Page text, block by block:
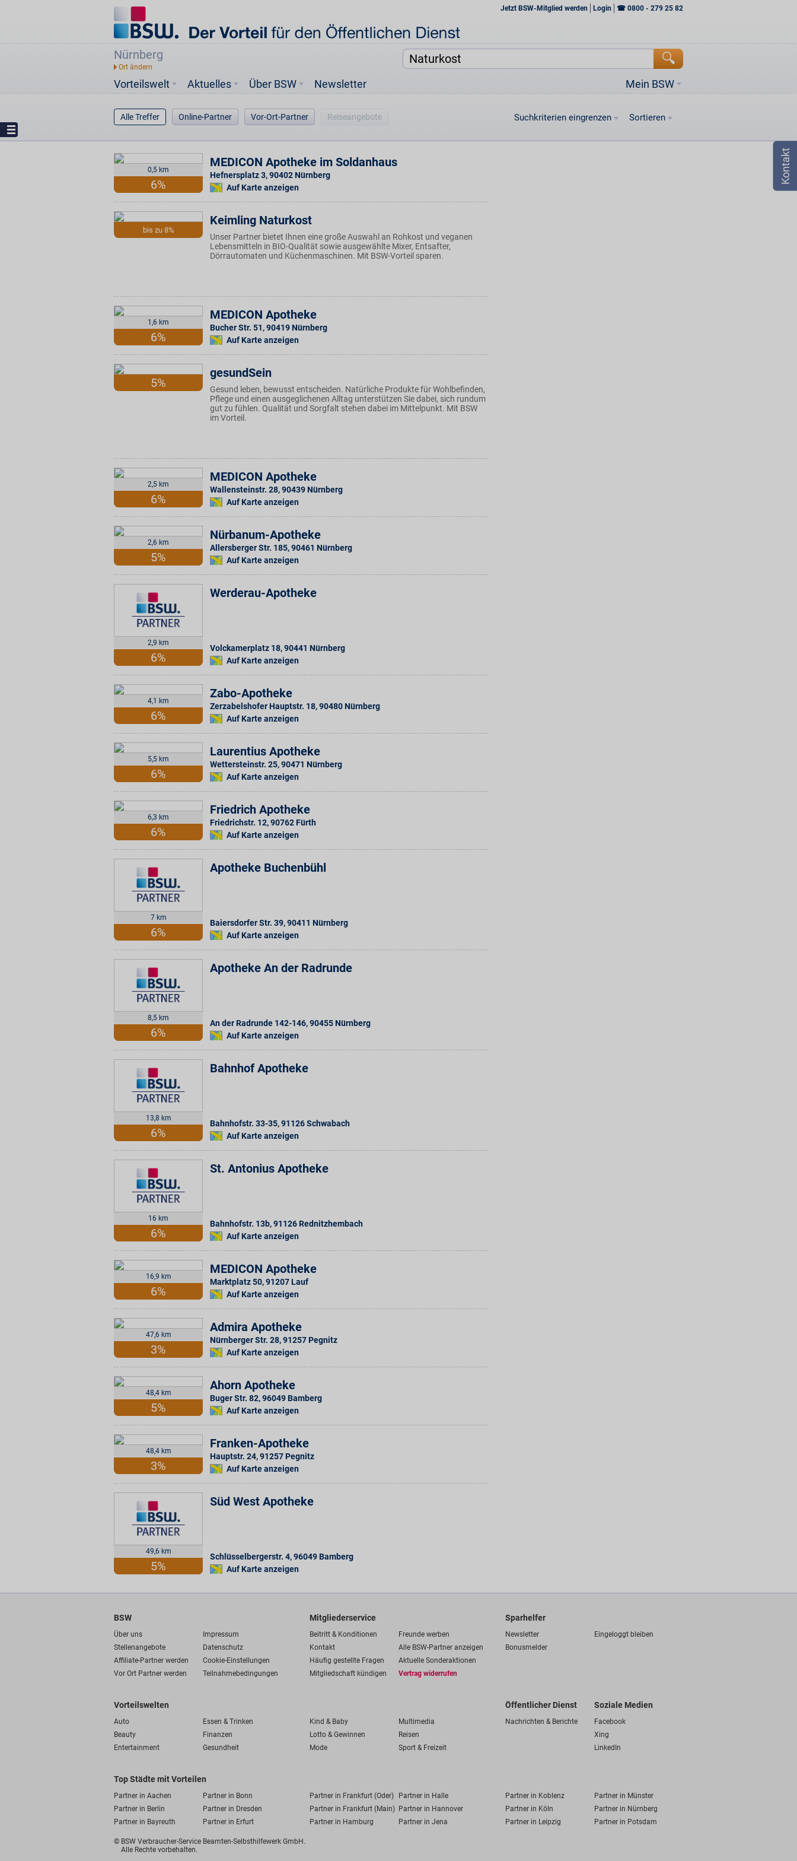
Jetzt BSW-Mitglied werden Login ☎ 0800 - 279 25 82
Nürnberg
Vorteilswelt Mein BSW
Aktuelles Über BSW Newsletter
Alle Treffer Online-Partner Vor-Ort-Partner Reiseangebote Suchkriterien eingrenzen Sortieren
0,5 km
6%
MEDICON Apotheke im Soldanhaus
Hefnersplatz 3,90402 Nürnberg
Auf Karte anzeigen
bis zu 8%
Keimling Naturkost
Unser Partner bietet Ihnen eine große Auswahl an Rohkost und veganen
Lebensmitteln in BIO-Qualität sowie ausgewählte Mixer, Entsafter,
Dörrautomaten und Küchenmaschinen. Mit BSW-Vorteil sparen.
1,6 km
6%
MEDICON Apotheke
Bucher Str. 51,90419 Nürnberg
Auf Karte anzeigen
5%
gesundSein
Gesund leben, bewusst entscheiden. Natürliche Produkte für Wohlbefinden,
Pflege und einen ausgeglichenen Alltag unterstützen Sie dabei, sich rundum
gut zu fühlen. Qualität und Sorgfalt stehen dabei im Mittelpunkt. Mit BSW
im Vorteil.
2,5 km
6%
MEDICON Apotheke
Wallensteinstr. 28,90439 Nürnberg
Auf Karte anzeigen
2,6 km
5%
Nürbanum-Apotheke
Allersberger Str. 185,90461 Nürnberg
Auf Karte anzeigen
2,9 km
6%
Werderau-Apotheke
Volckamerplatz 18,90441 Nürnberg
Auf Karte anzeigen
4,1 km
6%
Zabo-Apotheke
Zerzabelshofer Hauptstr. 18,90480 Nürnberg
Auf Karte anzeigen
5,5 km
6%
Laurentius Apotheke
Wettersteinstr. 25,90471 Nürnberg
Auf Karte anzeigen
6,3 km
6%
Friedrich Apotheke
Friedrichstr. 12,90762 Fürth
Auf Karte anzeigen
7 km
6%
Apotheke Buchenbühl
Baiersdorfer Str. 39,90411 Nürnberg
Auf Karte anzeigen
8,5 km
6%
Apotheke An der Radrunde
An der Radrunde 142-146,90455 Nürnberg
Auf Karte anzeigen
13,8 km
6%
Bahnhof Apotheke
Bahnhofstr. 33-35,91126Schwabach
Auf Karte anzeigen
16 km
6%
St. Antonius Apotheke
Bahnhofstr. 13b,91126 Rednitzhembach
Auf Karte anzeigen
16,9 km
6%
MEDICON Apotheke
Marktplatz 50,91207 Lauf
Auf Karte anzeigen
47,6 km
3%
Admira Apotheke
Nürnberger Str. 28,91257 Pegnitz
Auf Karte anzeigen
48,4 km
5%
Ahorn Apotheke
Buger Str. 82,96049 Bamberg
Auf Karte anzeigen
48,4 km
3%
Franken-Apotheke
Hauptstr. 24,91257 Pegnitz
Auf Karte anzeigen
49,6 km
5%
Süd West Apotheke
Schlüsselbergerstr. 4,96049 Bamberg
Auf Karte anzeigen
BSW
Über uns
Impressum
Stellenangebote
Datenschutz
Affiliate-Partner werden
Cookie-Einstellungen
Vor Ort Partner werden
Teilnahmebedingungen
Mitgliederservice
Beitritt & Konditionen
Freunde werben
Kontakt
Alle BSW-Partner anzeigen
Häufig gestellte Fragen
Aktuelle Sonderaktionen
Mitgliedschaft kündigen
Vertrag widerrufen
Sparhelfer
Newsletter
Eingeloggt bleiben
Bonusmelder
Vorteilswelten
Auto Essen & Trinken Kind & Baby
Multimedia
Beauty
Finanzen Lotto & Gewinnen
Reisen
Entertainment
Gesundheit Mode Sport & Freizeit
Öffentlicher Dienst
Nachrichten & Berichte
Soziale Medien
Facebook
Xing
LinkedIn
Top Städte mit Vorteilen
Partner in Aachen Partner in Bonn Partner in Frankfurt (Oder) Partner in Halle Partner in Koblenz
Partner in Münster
Partner in Berlin
Partner in Dresden Partner in Frankfurt (Main) Partner in Hannover Partner in Köln
Partner in Nürnberg
Partner in Bayreuth
Partner in Erfurt Partner in Hamburg Partner in Jena Partner in Leipzig Partner in Potsdam
© BSW Verbraucher-Service Beamten-Selbsthilfewerk GmbH.
Alle Rechte vorbehalten.